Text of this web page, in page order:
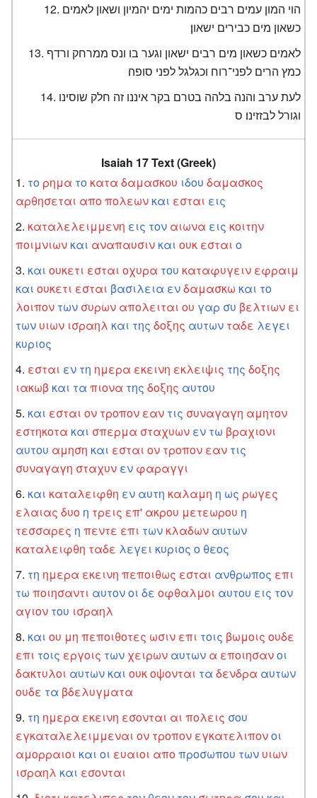
הוי המון עמים רבים כהמות ימים יהמיון ושאון לאמים
כשאון מים כבירים ישאון׃
לאמים כשאון מים רבים ישאון וגער בו ונס ממרחק ורדף
כמץ הרים לפני־רוח וכגלגל לפני סופה׃
לעת ערב והנה בלהה בטרם בקר איננו זה חלק שוסינו
וגורל לבזזינו׃ ס
Isaiah 17 Text (Greek)
το ρημα το κατα δαμασκου ιδου δαμασκος
αρθησεται αποπολεων και εσται εις
καταλελειμμενη εις τον αιωνα εις κοιτην
ποιμνιων και αναπαυσιν και ουκ εσται ο
και ουκετι εσται οχυρα του καταφυγειν εφραιμ
και ουκετι εσται βασιλεια ενδαμασκω και το
λοιπον των συρων απολειται ου γαρ συ βελτιων ει
των υιων ισραηλ και της δοξης αυτων ταδε λεγει
κυριος
εσται εν τη ημερα εκεινη εκλειψις της δοξης
ιακωβ και τα πιονα της δοξης αυτου
και εσται ον τροπον εαν τις συναγαγη αμητον
εστηκοτα και σπερμα σταχυων εν τω βραχιονι
αυτου αμηση και εσται ον τροπον εαν τις
συναγαγη σταχυν εν φαραγγι
και καταλειφθη εν αυτη καλαμη η ως ρωγες
ελαιας δυο η τρεις επ' ακρου μετεωρου η
τεσσαρες η πεντε επι των κλαδων αυτων
καταλειφθη ταδε λεγει κυριος ο θεος
τη ημερα εκεινη πεποιθως εσται ανθρωπος επι
τω ποιησαντι αυτονοι δε οφθαλμοι αυτου εις τον
αγιον του ισραηλ
και ου μη πεποιθοτες ωσιν επι τοις βωμοις ουδε
επι τοις εργοις των χειρων αυτων α εποιησανοι
δακτυλοι αυτων και ουκοψονται τα δενδρα αυτων
ουδε τα βδελυγματα
τη ημερα εκεινη εσονται αι πολεις σου
εγκαταλελειμμεναι ον τροπον εγκατελιπονοι
αμορραιοι και οι ευαιοι αποπροσωπου των υιων
ισραηλ και εσονται